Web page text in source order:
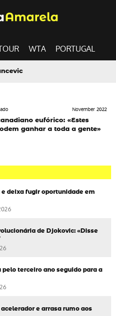
WTA PORTUGAL
November 2022
eufórico: «Estes
ganhar a toda a gente»
deixa fugir oportunidade em
de Djokovic: «Disse
pelo terceiro ano seguido para a
e arrasa rumo aos